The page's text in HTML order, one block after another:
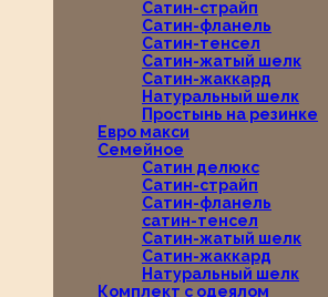
Сатин-страйп
Сатин-фланель
Сатин-тенсел
Сатин-жатый шелк
Сатин-жаккард
Натуральный шелк
Простынь на резинке
Евро макси
Семейное
Сатин делюкс
Сатин-страйп
Сатин-фланель
сатин-тенсел
Сатин-жатый шелк
Сатин-жаккард
Натуральный шелк
Комплект с одеялом